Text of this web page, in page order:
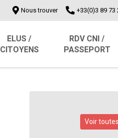
Nous trouver +33(0)3 89 73
ELUS /
CITOYENS
RDV CNI /
PASSEPORT
Voir